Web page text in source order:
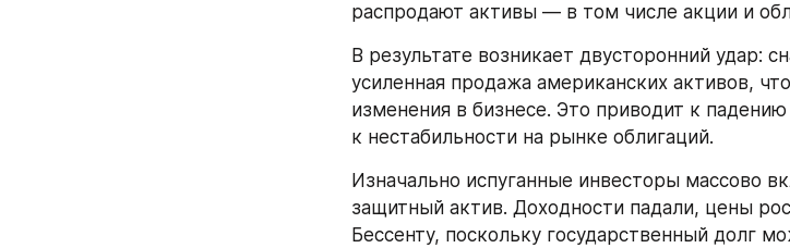
распродают активы — в том числе акции и
В результате возникает двусторонний удар:
усиленная продажа американских активов,
изменения в бизнесе. Это приводит к
к нестабильности на рынке облигаций.
Изначально испуганные инвесторы массово
защитный актив. Доходности падали, цены
Бессенту, поскольку государственный долг